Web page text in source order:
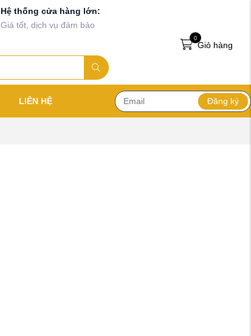
Hệ thống cửa hàng lớn:
Giá tốt, dịch vụ đảm bảo
Giỏ hàng
0
LIÊN HỆ Đăng ký